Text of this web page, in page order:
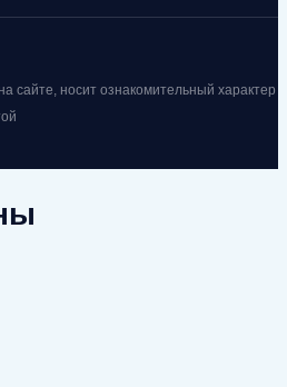
сайте, носит ознакомительный характер